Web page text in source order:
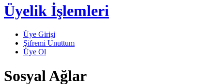
Üyelik İşlemleri
Üye Girişi
Şifremi Unuttum
Üye Ol
Sosyal Ağlar